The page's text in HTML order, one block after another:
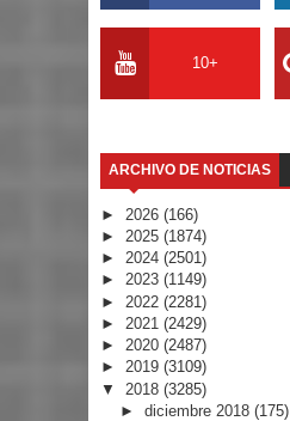
10+
ARCHIVO DE NOTICIAS
► 2026 (166)
► 2025 (1874)
► 2024 (2501)
► 2023 (1149)
► 2022 (2281)
► 2021 (2429)
► 2020 (2487)
► 2019 (3109)
▼ 2018 (3285)
► diciembre 2018 (175)